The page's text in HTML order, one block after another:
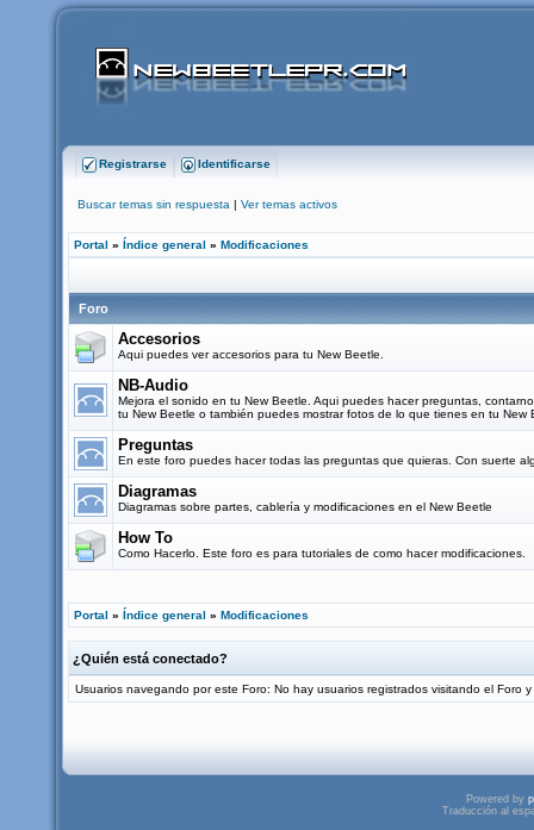
Registrarse Identificarse
Buscar temas sin respuesta | Ver temas activos
Portal » Índice general » Modificaciones
Foro
Accesorios
Aqui puedes ver accesorios para tu New Beetle.
NB-Audio
Mejora el sonido en tu New Beetle. Aqui puedes hacer preguntas,
tu New Beetle o también puedes mostrar fotos de lo que tienes en tu New
Preguntas
En este foro puedes hacer todas las preguntas que quieras. Con suerte
Diagramas
Diagramas sobre partes, cablería y modificaciones en el New Beetle
How To
Como Hacerlo. Este foro es para tutoriales de como hacer modificaciones.
Portal » Índice general » Modificaciones
¿Quién está conectado?
Usuarios navegando por este Foro: No hay usuarios registrados visitando el Foro
Powered by
Traducción al